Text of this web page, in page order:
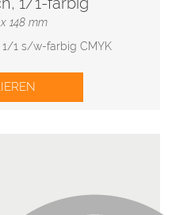
148 mm
1/1 s/w-farbig CMYK